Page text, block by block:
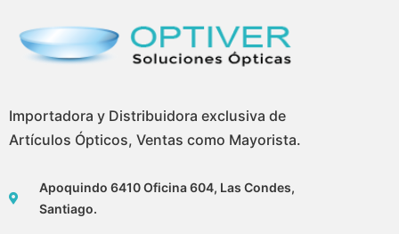
Importadora y Distribuidora exclusiva de
Artículos Ópticos, Ventas como Mayorista.
Apoquindo 6410 Oficina 604, Las Condes,
Santiago.